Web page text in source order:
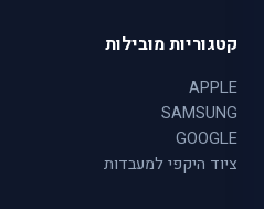
קטגוריות מובילות
APPLE
SAMSUNG
GOOGLE
ציוד היקפי למעבדות